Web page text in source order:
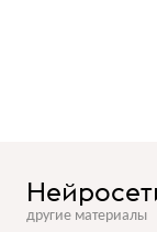
другие материалы